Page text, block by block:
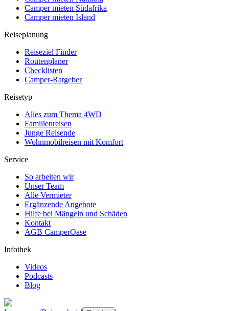
Camper mieten Südafrika
Camper mieten Island
Reiseplanung
Reiseziel Finder
Routenplaner
Checklisten
Camper-Ratgeber
Reisetyp
Alles zum Thema 4WD
Familienreisen
Junge Reisende
Wohnmobilreisen mit Komfort
Service
So arbeiten wir
Unser Team
Alle Vermieter
Ergänzende Angebote
Hilfe bei Mängeln und Schäden
Kontakt
AGB CamperOase
Infothek
Videos
Podcasts
Blog